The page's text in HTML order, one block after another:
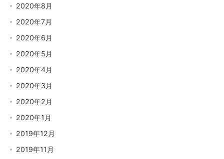
2020年8月
2020年7月
2020年6月
2020年5月
2020年4月
2020年3月
2020年2月
2020年1月
2019年12月
2019年11月